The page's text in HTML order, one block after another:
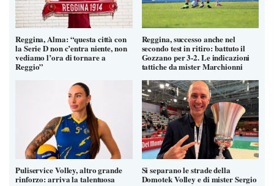
Reggina, Alma: “questa città con
la Serie D non c’entra niente, non
vediamo l’ora di tornare a
Reggio”
Reggina, successo anche nel
secondo test in ritiro: battuto il
Gozzano per 3-2. Le indicazioni
tattiche da mister Marchionni
Puliservice Volley, altro grande
rinforzo: arriva la talentuosa
Si separano le strade della
Domotek Volley e di mister Sergio